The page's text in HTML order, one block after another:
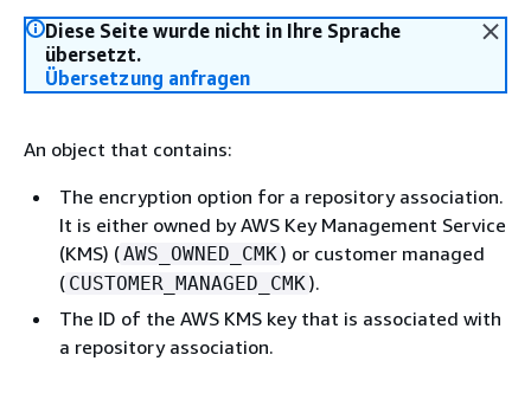
Diese Seite wurde nicht in Ihre Sprache
übersetzt.
Übersetzung anfragen
An object that contains:
The encryption option for a repository association.
It is either owned by AWS Key Management Service
(KMS) (AWS_OWNED_CMK) or customer managed
( CUSTOMER_MANAGED_CMK).
The ID of the AWS KMS key that is associated with
a repository association.